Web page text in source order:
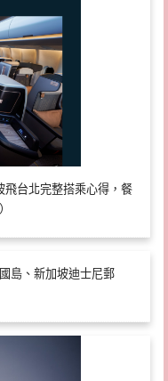
飛台北完整搭乘心得，餐
島、新加坡迪士尼郵